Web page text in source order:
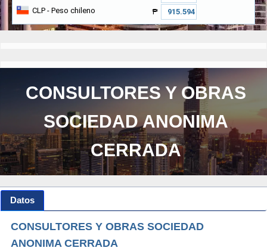
CLP - Peso chileno ₱
CONSULTORES Y OBRAS
SOCIEDAD ANONIMA
CERRADA
Datos
CONSULTORES Y OBRAS SOCIEDAD
ANONIMA CERRADA